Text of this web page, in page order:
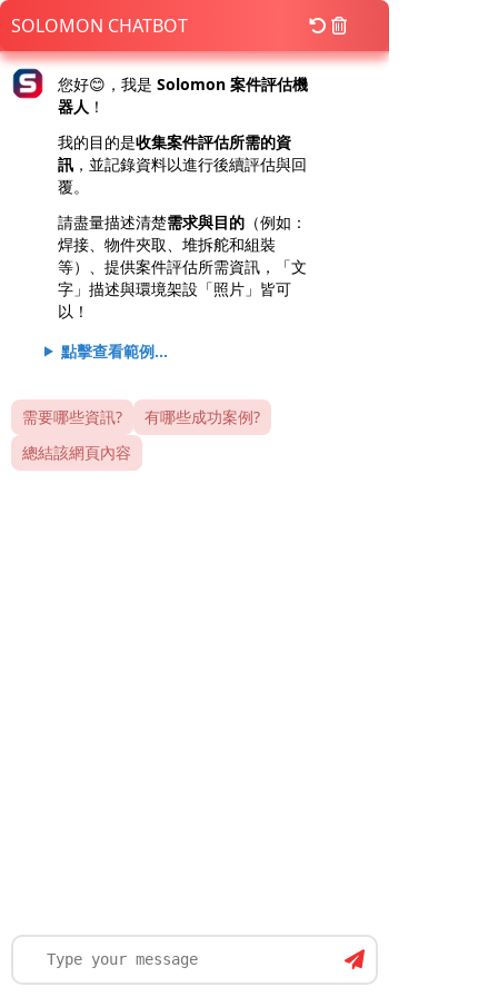
SOLOMON CHATBOT
您好😊，我是 Solomon 案件評估機
器人 ！
我的目的是收集案件評估所需的資
訊 ，並記錄資料以進行後續評估與回
覆。
請盡量描述清楚需求與目的 （例如：
焊接、物件夾取、堆拆舵和組裝
等）、提供案件評估所需資訊，「文
字」描述與環境架設「照片」皆可
以！
點擊查看範例...
需要哪些資訊?
有哪些成功案例?
總結該網頁內容